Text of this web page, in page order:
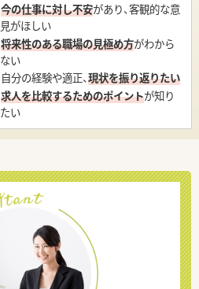
今の仕事に対し不安があり、客観的な意
見がほしい
将来性のある職場の見極め方がわから
ない
自分の経験や適正、現状を振り返りたい
求人を比較するためのポイントが知り
たい